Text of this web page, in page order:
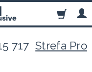
717Strefa Pro